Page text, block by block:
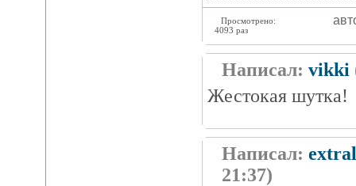
Просмотрено:
4093 раз
Написал: vikki
Жестокая шутка!
Написал:
21:37)